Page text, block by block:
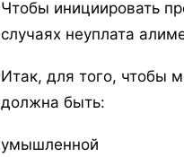
Чтобы инициировать
случаях неуплата
Итак, для того, чтобы
должна быть:
умышленной